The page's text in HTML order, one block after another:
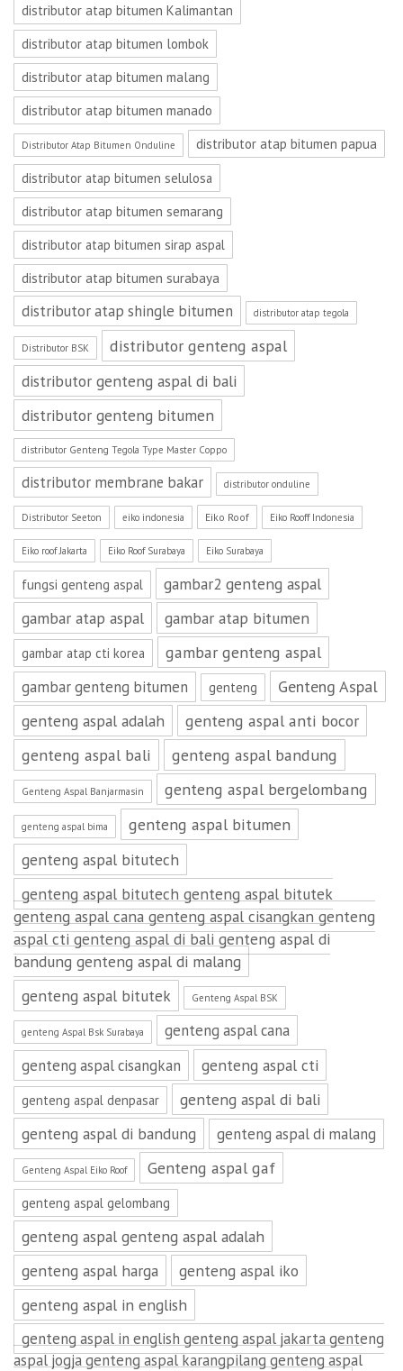
distributor atap bitumen Kalimantan
distributor atap bitumen lombok
distributor atap bitumen malang
distributor atap bitumen manado
Distributor Atap Bitumen Onduline
distributor atap bitumen papua
distributor atap bitumen selulosa
distributor atap bitumen semarang
distributor atap bitumen sirap aspal
distributor atap bitumen surabaya
distributor atap shingle bitumen distributor atap tegola
Distributor BSK
distributor genteng aspal
distributor genteng aspal di bali
distributor genteng bitumen
distributor Genteng Tegola Type Master Coppo
distributor membrane bakar distributor onduline
Distributor Seeton eiko indonesia Eiko Roof Eiko Rooff Indonesia
Eiko roof Jakarta Eiko Roof Surabaya Eiko Surabaya
fungsi genteng aspal
gambar2 genteng aspal
gambar atap aspal
gambar atap bitumen
gambar atap cti korea gambar genteng aspal
gambar genteng bitumen genteng
Genteng Aspal
genteng aspal adalah
genteng aspal anti bocor
genteng aspal bali
genteng aspal bandung
Genteng Aspal Banjarmasin genteng aspal bergelombang
genteng aspal bima
genteng aspal bitumen
genteng aspal bitutech
genteng aspal bitutech genteng aspal bitutek
genteng aspal cana genteng aspal cisangkan genteng
aspal cti genteng aspal di bali genteng aspal di
bandung genteng aspal di malang
genteng aspal bitutek
Genteng Aspal BSK
genteng Aspal Bsk Surabaya
genteng aspal cana
genteng aspal cisangkan
genteng aspal cti
genteng aspal denpasar
genteng aspal di bali
genteng aspal di bandung
genteng aspal di malang
Genteng Aspal Eiko Roof Genteng aspal gaf
genteng aspal gelombang
genteng aspal genteng aspal adalah
genteng aspal harga
genteng aspal iko
genteng aspal in english
genteng aspal in english genteng aspal jakarta genteng
aspal jogja genteng aspal karangpilang genteng aspal